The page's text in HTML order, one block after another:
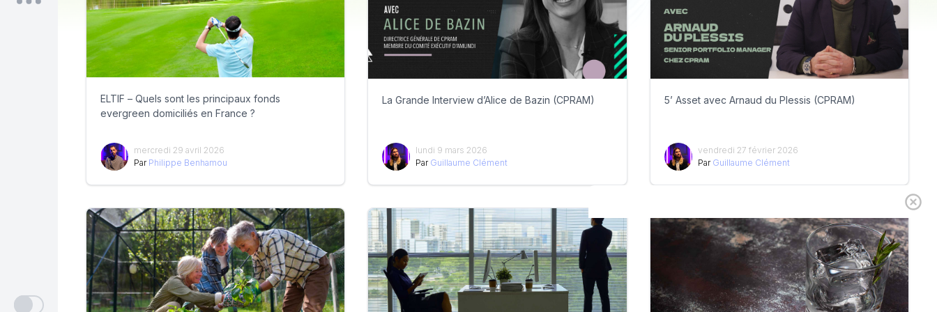
ELTIF – Quels sont les principaux fonds
evergreen domiciliés en France ?
mercredi 29 avril 2026
Par Philippe Benhamou
La Grande Interview d’Alice de Bazin (CPRAM)
lundi 9 mars 2026
Par Guillaume Clément
5’ Asset avec Arnaud du Plessis (CPRAM)
vendredi 27 février 2026
Par Guillaume Clément